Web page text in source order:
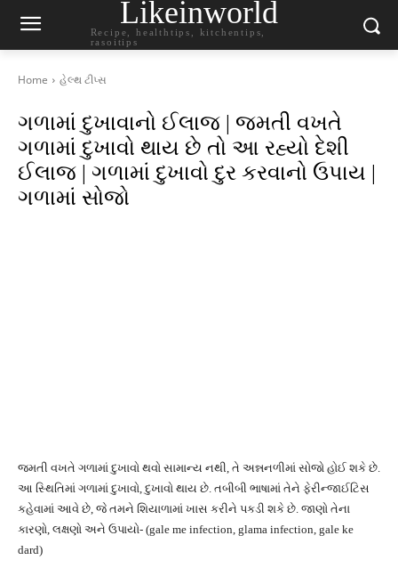
Likeinworld
Recipe, healthtips, kitchentips,
rasoitips
Home હેલ્થ ટીપ્સ
ગળામાં દુખાવાનો ઈલાજ | જમતી વખતે
ગળામાં દુખાવો થાય છે તો આ રહ્યો દેશી
ઈલાજ | ગળામાં દુખાવો દુર કરવાનો ઉપાય |
ગળામાં સોજો
જમતી વખતે ગળામાં દુખાવો થવો સામાન્ય નથી, તે અન્નનળીમાં સોજો હોઈ શકે છે.
આ સ્થિતિમાં ગળામાં દુખાવો, દુખાવો થાય છે. તબીબી ભાષામાં તેને ફેરીન્જાઈટિસ
કહેવામાં આવે છે, જે તમને શિયાળામાં ખાસ કરીને પકડી શકે છે. જાણો તેના
કારણો, લક્ષણો અને ઉપાયો- (gale me infection, glama infection, gale ke
dard)